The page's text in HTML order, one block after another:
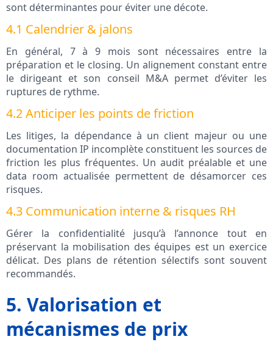
sont déterminantes pour éviter une décote.
4.1 Calendrier & jalons
En général, 7 à 9 mois sont nécessaires entre la
préparation et le closing. Un alignement constant entre
le dirigeant et son conseil M&A permet d’éviter les
ruptures de rythme.
4.2 Anticiper les points de friction
Les litiges, la dépendance à un client majeur ou une
documentation IP incomplète constituent les sources de
friction les plus fréquentes. Un audit préalable et une
data room actualisée permettent de désamorcer ces
risques.
4.3 Communication interne & risques RH
Gérer la confidentialité jusqu’à l’annonce tout en
préservant la mobilisation des équipes est un exercice
délicat. Des plans de rétention sélectifs sont souvent
recommandés.
5. Valorisation et
mécanismes de prix